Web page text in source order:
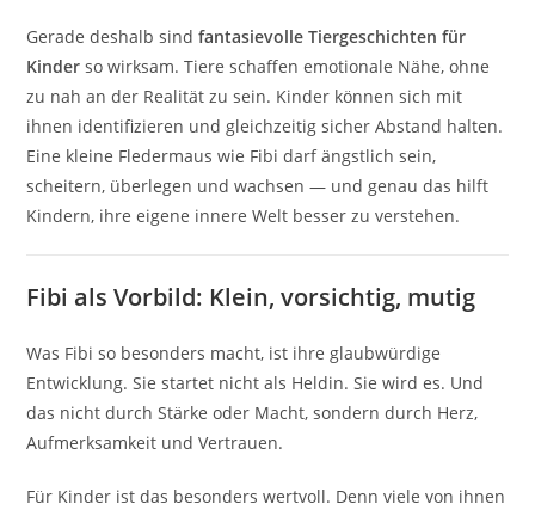
Gerade deshalb sindfantasievolle Tiergeschichten für
Kinder so wirksam. Tiere schaffen emotionale Nähe, ohne
zu nah an der Realität zu sein. Kinder können sich mit
ihnen identifizieren und gleichzeitig sicher Abstand halten.
Eine kleine Fledermaus wie Fibi darf ängstlich sein,
scheitern, überlegen und wachsen — und genau das hilft
Kindern, ihre eigene innere Welt besser zu verstehen.
Fibi als Vorbild: Klein, vorsichtig, mutig
Was Fibi so besonders macht, ist ihre glaubwürdige
Entwicklung. Sie startet nicht als Heldin. Sie wird es. Und
das nicht durch Stärke oder Macht, sondern durch Herz,
Aufmerksamkeit und Vertrauen.
Für Kinder ist das besonders wertvoll. Denn viele von ihnen